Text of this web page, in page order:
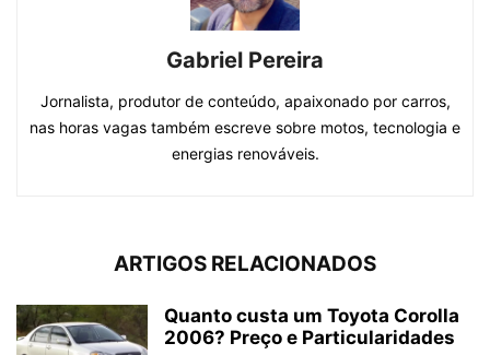
Gabriel Pereira
Jornalista, produtor de conteúdo, apaixonado por carros,
nas horas vagas também escreve sobre motos, tecnologia e
energias renováveis.
ARTIGOS RELACIONADOS
Quanto custa um Toyota Corolla
2006? Preço e Particularidades